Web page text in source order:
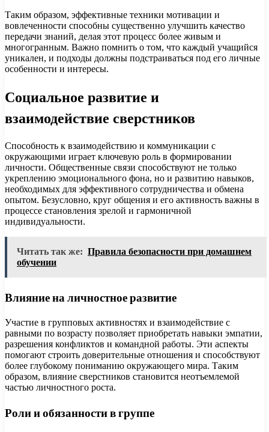
Таким образом, эффективные техники мотивации и
вовлеченности способны существенно улучшить качество
передачи знаний, делая этот процесс более живым и
многогранным. Важно помнить о том, что каждый учащийся
уникален, и подходы должны подстраиваться под его личные
особенности и интересы.
Социальное развитие и
взаимодействие сверстников
Способность к взаимодействию и коммуникации с
окружающими играет ключевую роль в формировании
личности. Общественные связи способствуют не только
укреплению эмоционального фона, но и развитию навыков,
необходимых для эффективного сотрудничества и обмена
опытом. Безусловно, круг общения и его активность важны в
процессе становления зрелой и гармоничной
индивидуальности.
Читать так же: Правила безопасности при домашнем
обучении
Влияние на личностное развитие
Участие в групповых активностях и взаимодействие с
равными по возрасту позволяет приобретать навыки эмпатии,
разрешения конфликтов и командной работы. Эти аспекты
помогают строить доверительные отношения и способствуют
более глубокому пониманию окружающего мира. Таким
образом, влияние сверстников становится неотъемлемой
частью личностного роста.
Роли и обязанности в группе